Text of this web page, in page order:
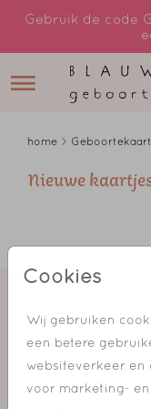
Gebruik de code
Cookies
Wij gebruiken
een betere
websiteverkeer en
voor marketing-
home >
Nieuwe